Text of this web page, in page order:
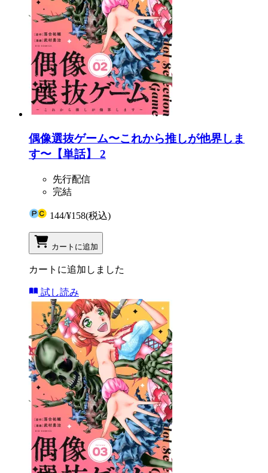
偶像選抜ゲーム〜これから推しが他界しま
す〜【単話】 2
先行配信
完結
144/¥158(税込)
カートに追加
カートに追加しました
試し読み